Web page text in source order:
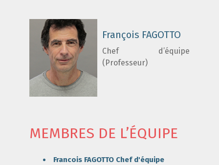
François FAGOTTO
Chef d’équipe
(Professeur)
MEMBRES DE L’ÉQUIPE
Francois FAGOTTO Chef d'équipe